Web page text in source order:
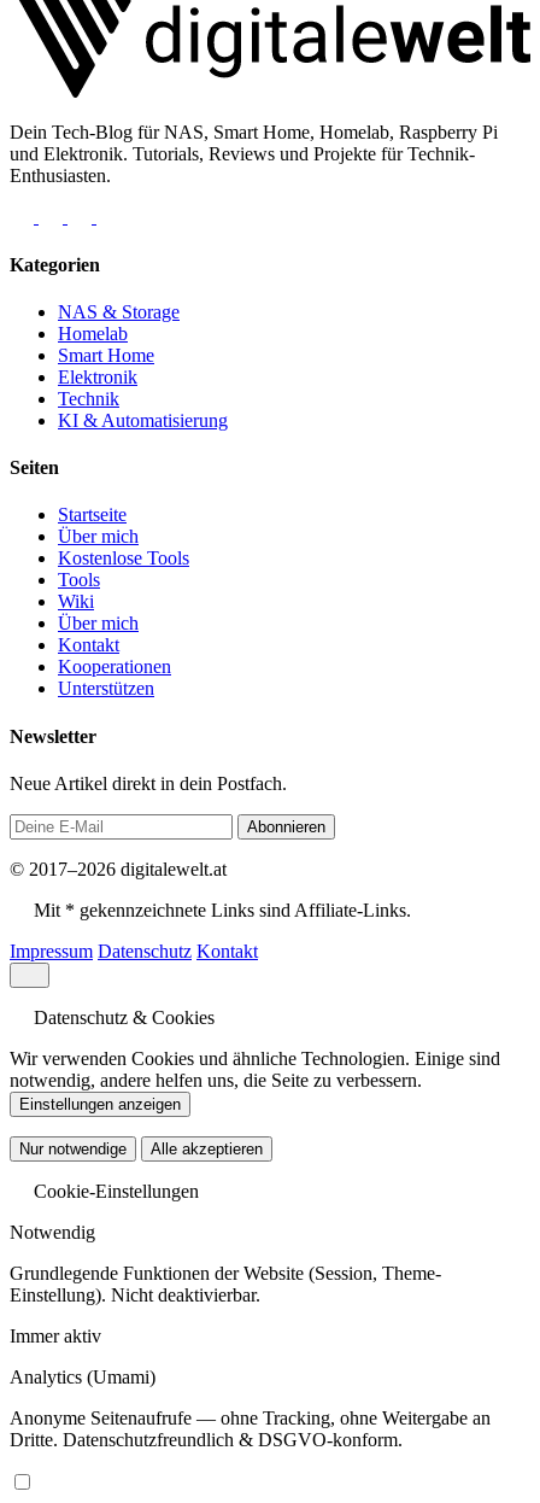
Dein Tech-Blog für NAS, Smart Home, Homelab, Raspberry Pi
und Elektronik. Tutorials, Reviews und Projekte für Technik-
Enthusiasten.
Kategorien
NAS & Storage
Homelab
Smart Home
Elektronik
Technik
KI & Automatisierung
Seiten
Startseite
Über mich
Kostenlose Tools
Tools
Wiki
Über mich
Kontakt
Kooperationen
Unterstützen
Newsletter
Neue Artikel direkt in dein Postfach.
Abonnieren
© 2017–2026 digitalewelt.at
Mit * gekennzeichnete Links sind Affiliate-Links.
Impressum Datenschutz Kontakt
Datenschutz & Cookies
Wir verwenden Cookies und ähnliche Technologien. Einige sind
notwendig, andere helfen uns, die Seite zu verbessern.
Einstellungen anzeigen
Nur notwendige Alle akzeptieren
Cookie-Einstellungen
Notwendig
Grundlegende Funktionen der Website (Session, Theme-
Einstellung). Nicht deaktivierbar.
Immer aktiv
Analytics (Umami)
Anonyme Seitenaufrufe — ohne Tracking, ohne Weitergabe an
Dritte. Datenschutzfreundlich & DSGVO-konform.